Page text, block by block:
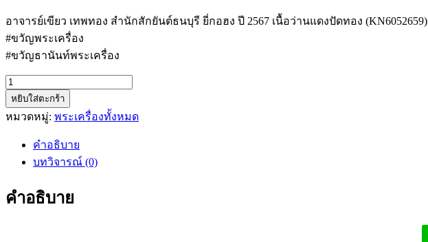
อาจารย์เขียว เทพทอง สำนักสักยันต์ธนบุรี ยี่กอฮง ปี 2567 เนื้อว่านแดงปัดทอง (KN6052659)
#ขวัญพระเครื่อง
#ขวัญธานันท์พระเครื่อง
จำนวน
อาจารย์
เขียว
ยี่
หยิบใส่ตะกร้า
หมวดหมู่: พระเครื่องทั้งหมด
คำอธิบาย
บทวิจารณ์ (0)
คำอธิบาย